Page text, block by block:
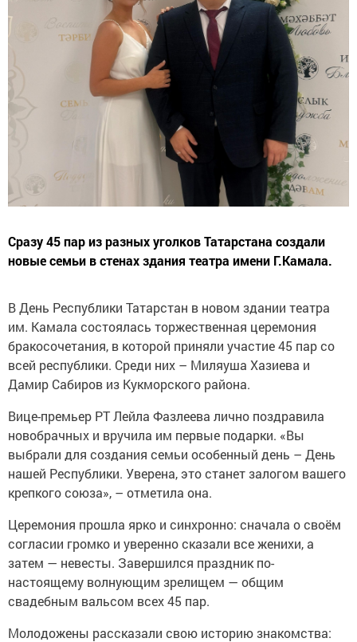
Сразу 45 пар из разных уголков Татарстана создали
новые семьи в стенах здания театра имени Г.Камала.
В День Республики Татарстан в новом здании театра
им. Камала состоялась торжественная церемония
бракосочетания, в которой приняли участие 45 пар со
всей республики. Среди них – Миляуша Хазиева и
Дамир Сабиров из Кукморского района.
Вице-премьер РТ Лейла Фазлеева лично поздравила
новобрачных и вручила им первые подарки. «Вы
выбрали для создания семьи особенный день – День
нашей Республики. Уверена, это станет залогом вашего
крепкого союза», – отметила она.
Церемония прошла ярко и синхронно: сначала о своём
согласии громко и уверенно сказали все женихи, а
затем — невесты. Завершился праздник по-
настоящему волнующим зрелищем — общим
свадебным вальсом всех 45 пар.
Молодожены рассказали свою историю знакомства: